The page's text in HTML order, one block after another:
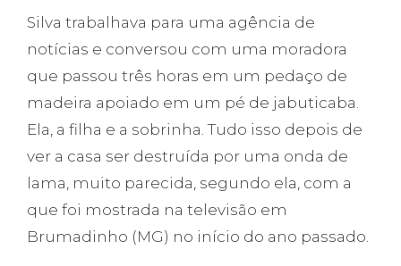
Silva trabalhava para uma agência de
notícias e conversou com uma moradora
que passou três horas em um pedaço de
madeira apoiado em um pé de jabuticaba.
Ela, a filha e a sobrinha. Tudo isso depois de
ver a casa ser destruída por uma onda de
lama, muito parecida, segundo ela, com a
que foi mostrada na televisão em
Brumadinho (MG) no início do ano passado.